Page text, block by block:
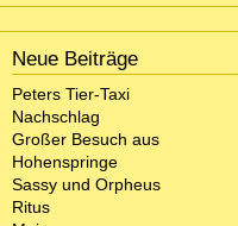
Neue Beiträge
Peters Tier-Taxi
Nachschlag
Großer Besuch aus
Hohenspringe
Sassy und Orpheus
Ritus